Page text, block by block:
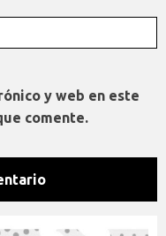
y web en este
comente.